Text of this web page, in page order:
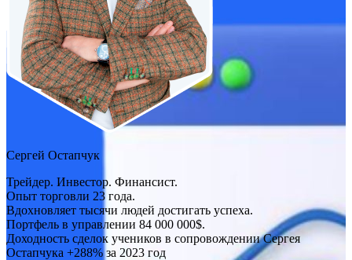
Сергей Остапчук
Трейдер. Инвестор. Финансист.
Опыт торговли 23 года.
Вдохновляет тысячи людей достигать успеха.
Портфель в управлении 84 000 000$.
Доходность сделок учеников в сопровождении Сергея
Остапчука +288% за 2023 год